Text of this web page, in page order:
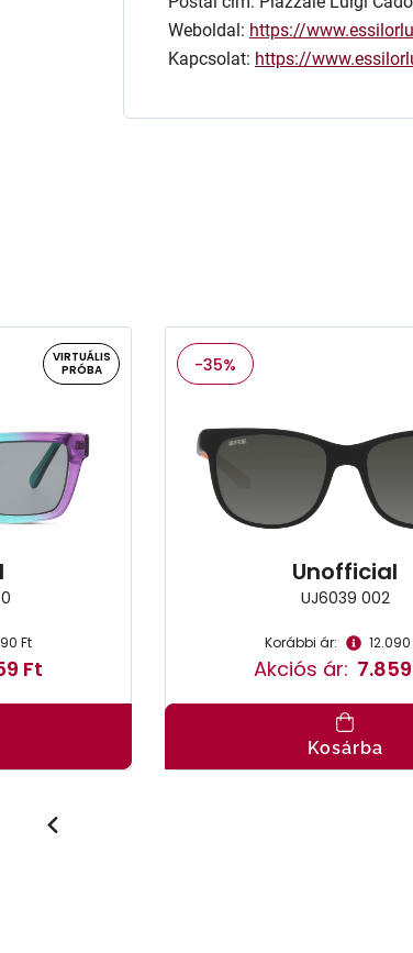
Weboldal: https://
Kapcsolat: https://
VIRTUÁLIS
PRÓBA
Ft
Ft
-35%
Unofficial
UJ6039 002
Korábbi ár: 12.090
Akciós ár:
Kosárba